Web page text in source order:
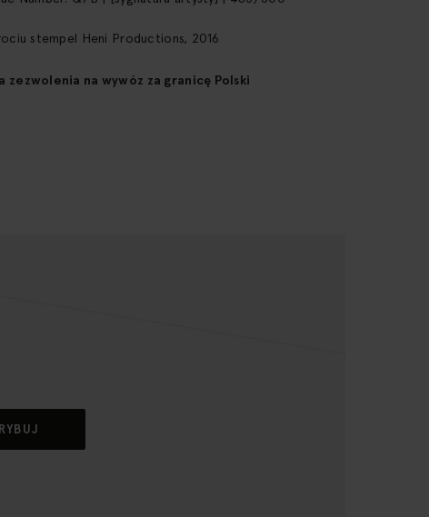
stempel Heni Productions, 2016
zezwolenia na wywóz za granicę Polski